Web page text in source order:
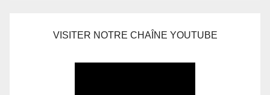
VISITER NOTRE CHAÎNE YOUTUBE